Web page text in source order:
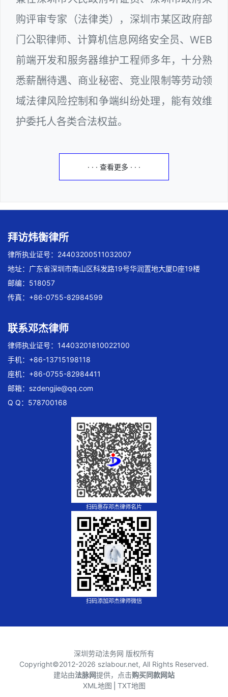
购评审专家（法律类），深圳市某区政府部
门公职律师、计算机信息网络安全员、WEB
前端开发和服务器维护工程师多年，十分熟
悉薪酬待遇、商业秘密、竞业限制等劳动领
域法律风险控制和争端纠纷处理，能有效维
护委托人各类合法权益。
· · · 查看更多 · · ·
拜访炜衡律所
律所执业证号：24403200511032007
地址：广东省深圳市南山区科发路19号华润置地大厦D座19楼
邮编：518057
传真：+86-0755-82984599
联系邓杰律师
律师执业证号：14403201810022100
手机：+86-13715198118
座机：+86-0755-82984411
邮箱： szdengjie@qq.com
Q Q：578700168
扫码惠存邓杰律师名片
扫码添加邓杰律师微信
深圳劳动法务网 版权所有
Copyright©2012-2026 szlabour.net, All Rights Reserved.
建站由法脉网提供，点击购买同款网站
XML地图 TXT地图